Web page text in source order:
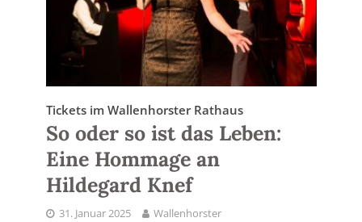
Tickets im Wallenhorster Rathaus
So oder so ist das Leben:
Eine Hommage an
Hildegard Knef
31. Januar 2025
Wallenhorster